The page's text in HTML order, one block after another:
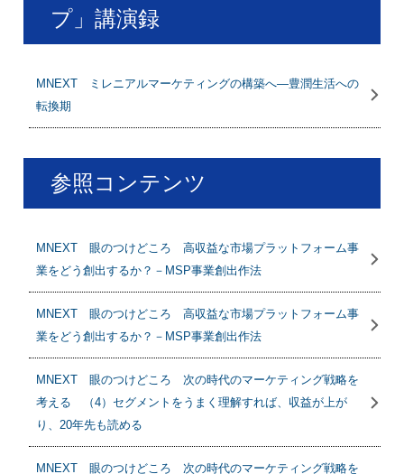
プ」講演録
MNEXT ミレニアルマーケティングの構築へ―豊潤生活への
転換期
参照コンテンツ
MNEXT 眼のつけどころ 高収益な市場プラットフォーム事
業をどう創出するか？－MSP事業創出作法
MNEXT 眼のつけどころ 高収益な市場プラットフォーム事
業をどう創出するか？－MSP事業創出作法
MNEXT 眼のつけどころ 次の時代のマーケティング戦略を
考える （4）セグメントをうまく理解すれば、収益が上が
り、20年先も読める
MNEXT 眼のつけどころ 次の時代のマーケティング戦略を